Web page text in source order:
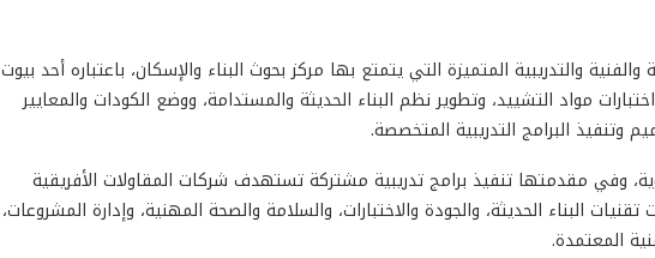
والتدريبية المتميزة التي يتمتع بها مركز بحوث البناء والإسكان، باعتباره أحد بيوت
مواد التشييد، وتطوير نظم البناء الحديثة والمستدامة، ووضع الكودات والمعايير
وتنفيذ البرامج التدريبية المتخصصة.
وفي مقدمتها تنفيذ برامج تدريبية مشتركة تستهدف شركات المقاولات الأفريقية
البناء الحديثة، والجودة والاختبارات، والسلامة والصحة المهنية، وإدارة المشروعات،
المعتمدة.